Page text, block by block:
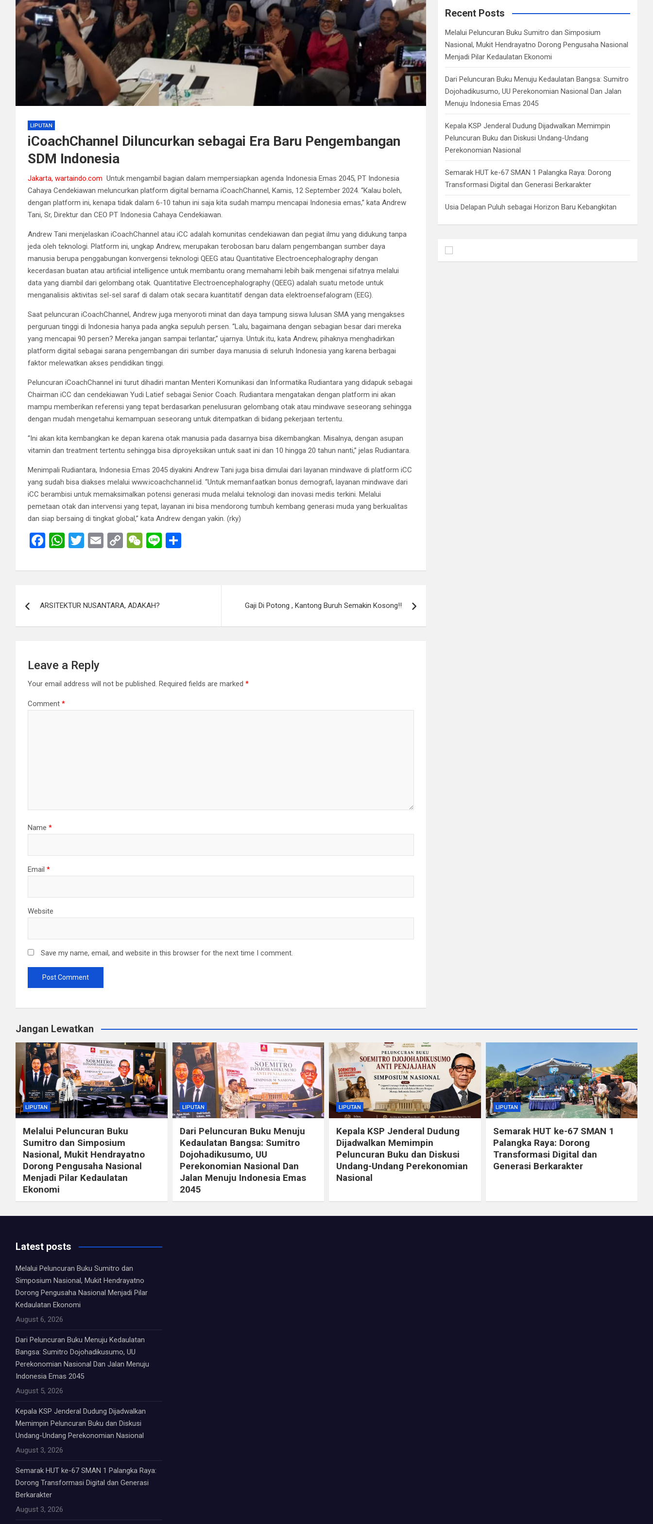
LIPUTAN
iCoachChannel Diluncurkan sebagai Era Baru Pengembangan
SDM Indonesia
Jakarta, wartaindo.com Untuk mengambil bagian dalam mempersiapkan agenda Indonesia Emas 2045, PT Indonesia
Cahaya Cendekiawan meluncurkan platform digital bernama iCoachChannel, Kamis, 12 September 2024. “Kalau boleh,
dengan platform ini, kenapa tidak dalam 6-10 tahun ini saja kita sudah mampu mencapai Indonesia emas,” kata Andrew
Tani, Sr, Direktur dan CEO PT Indonesia Cahaya Cendekiawan.
Andrew Tani menjelaskan iCoachChannel atau iCC adalah komunitas cendekiawan dan pegiat ilmu yang didukung tanpa
jeda oleh teknologi. Platform ini, ungkap Andrew, merupakan terobosan baru dalam pengembangan sumber daya
manusia berupa penggabungan konvergensi teknologi QEEG atau Quantitative Electroencephalography dengan
kecerdasan buatan atau artificial intelligence untuk membantu orang memahami lebih baik mengenai sifatnya melalui
data yang diambil dari gelombang otak. Quantitative Electroencephalography (QEEG) adalah suatu metode untuk
menganalisis aktivitas sel-sel saraf di dalam otak secara kuantitatif dengan data elektroensefalogram (EEG).
Saat peluncuran iCoachChannel, Andrew juga menyoroti minat dan daya tampung siswa lulusan SMA yang mengakses
perguruan tinggi di Indonesia hanya pada angka sepuluh persen. “Lalu, bagaimana dengan sebagian besar dari mereka
yang mencapai 90 persen? Mereka jangan sampai terlantar,” ujarnya. Untuk itu, kata Andrew, pihaknya menghadirkan
platform digital sebagai sarana pengembangan diri sumber daya manusia di seluruh Indonesia yang karena berbagai
faktor melewatkan akses pendidikan tinggi.
Peluncuran iCoachChannel ini turut dihadiri mantan Menteri Komunikasi dan Informatika Rudiantara yang didapuk sebagai
Chairman iCC dan cendekiawan Yudi Latief sebagai Senior Coach. Rudiantara mengatakan dengan platform ini akan
mampu memberikan referensi yang tepat berdasarkan penelusuran gelombang otak atau mindwave seseorang sehingga
dengan mudah mengetahui kemampuan seseorang untuk ditempatkan di bidang pekerjaan tertentu.
“Ini akan kita kembangkan ke depan karena otak manusia pada dasarnya bisa dikembangkan. Misalnya, dengan asupan
vitamin dan treatment tertentu sehingga bisa diproyeksikan untuk saat ini dan 10 hingga 20 tahun nanti,” jelas Rudiantara.
Menimpali Rudiantara, Indonesia Emas 2045 diyakini Andrew Tani juga bisa dimulai dari layanan mindwave di platform iCC
yang sudah bisa diakses melalui www.icoachchannel.id. “Untuk memanfaatkan bonus demografi, layanan mindwave dari
iCC berambisi untuk memaksimalkan potensi generasi muda melalui teknologi dan inovasi medis terkini. Melalui
pemetaan otak dan intervensi yang tepat, layanan ini bisa mendorong tumbuh kembang generasi muda yang berkualitas
dan siap bersaing di tingkat global,” kata Andrew dengan yakin. (rky)
F
ce
o
W
at
A
T
tt
E
ail
C
py
n
W
C
at
Li
e
ar
navigation
ARSITEKTUR NUSANTARA, ADAKAH? Gaji Di Potong , Kantong Buruh Semakin Kosong!!
Leave a Reply
Your email address will not be published. Required fields are marked *
Comment *
Name *
Email *
Website
Save my name, email, and website in this browser for the next time I comment.
c
Recent Posts
Melalui Peluncuran Buku Sumitro dan Simposium
Nasional, Mukit Hendrayatno Dorong Pengusaha Nasional
Menjadi Pilar Kedaulatan Ekonomi
Dari Peluncuran Buku Menuju Kedaulatan Bangsa: Sumitro
Dojohadikusumo, UU Perekonomian Nasional Dan Jalan
Menuju Indonesia Emas 2045
Kepala KSP Jenderal Dudung Dijadwalkan Memimpin
Peluncuran Buku dan Diskusi Undang-Undang
Perekonomian Nasional
Semarak HUT ke-67 SMAN 1 Palangka Raya: Dorong
Transformasi Digital dan Generasi Berkarakter
Usia Delapan Puluh sebagai Horizon Baru Kebangkitan
Jangan Lewatkan
LIPUTAN
Melalui Peluncuran Buku
Sumitro dan Simposium
Nasional, Mukit Hendrayatno
Dorong Pengusaha Nasional
Menjadi Pilar Kedaulatan
Ekonomi
LIPUTAN
Dari Peluncuran Buku Menuju
Kedaulatan Bangsa: Sumitro
Dojohadikusumo, UU
Perekonomian Nasional Dan
Jalan Menuju Indonesia Emas
2045
LIPUTAN
Kepala KSP Jenderal Dudung
Dijadwalkan Memimpin
Peluncuran Buku dan Diskusi
Undang-Undang Perekonomian
Nasional
LIPUTAN
Semarak HUT ke-67 SMAN 1
Palangka Raya: Dorong
Transformasi Digital dan
Generasi Berkarakter
Latest posts
Melalui Peluncuran Buku Sumitro dan
Simposium Nasional, Mukit Hendrayatno
Dorong Pengusaha Nasional Menjadi Pilar
Kedaulatan Ekonomi
August 6, 2026
Dari Peluncuran Buku Menuju Kedaulatan
Bangsa: Sumitro Dojohadikusumo, UU
Perekonomian Nasional Dan Jalan Menuju
Indonesia Emas 2045
August 5, 2026
Kepala KSP Jenderal Dudung Dijadwalkan
Memimpin Peluncuran Buku dan Diskusi
Undang-Undang Perekonomian Nasional
August 3, 2026
Semarak HUT ke-67 SMAN 1 Palangka Raya:
Dorong Transformasi Digital dan Generasi
Berkarakter
August 3, 2026